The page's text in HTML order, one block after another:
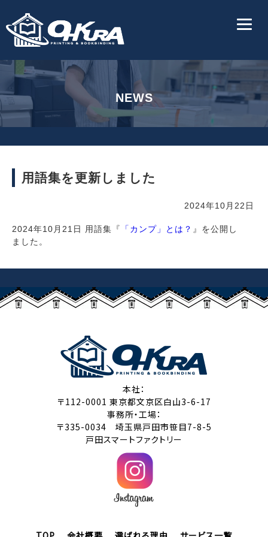
NEWS
用語集を更新しました
2024年10月22日
2024年10月21日 用語集『 「カンプ」とは？ 』を公開し
ました。
本社：
〒112-0001 東京都文京区白山3-6-17
事務所・工場：
〒335-0034 埼玉県戸田市笹目7-8-5
戸田スマートファクトリー